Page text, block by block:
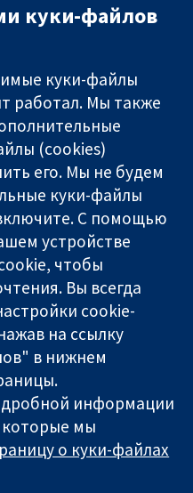
Связаться с
нами
Новости
Пресс-
служба
О нас
Работа
Cochrane
Library
(no. 1045921) and a
registered in
GB 718 2127 49.
куки-файлов
куки-файлы
работал. Мы также
(cookies)
его. Мы не будем
куки-файлы
С помощью
устройстве
чтобы
Вы всегда
cookie-
на ссылку
в нижнем
информации
которые мы
о куки-файлах